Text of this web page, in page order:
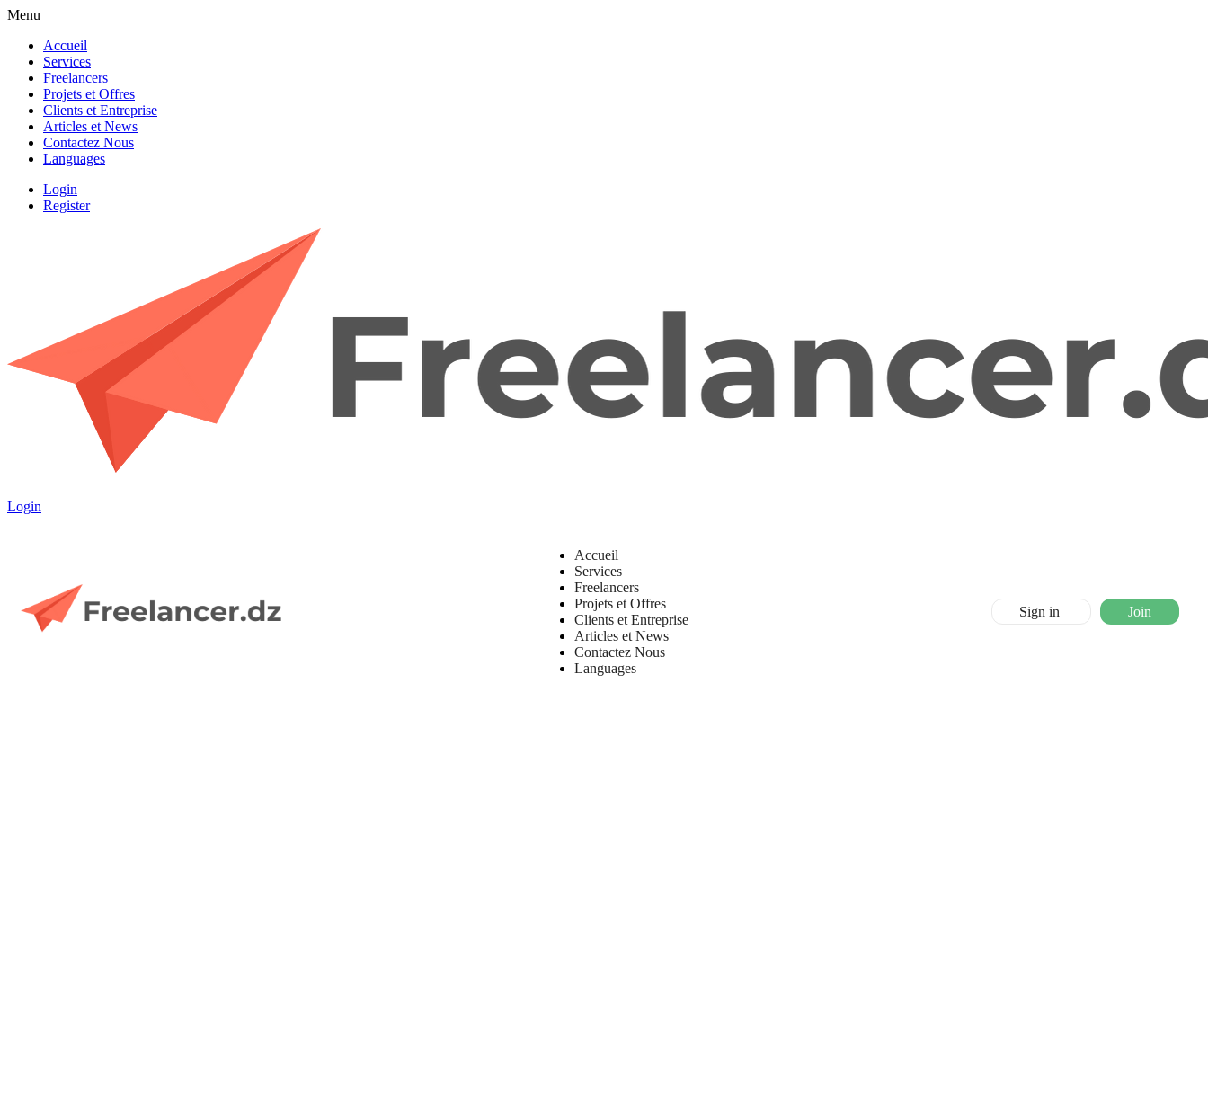
Menu
Accueil
Services
Freelancers
Projets et Offres
Clients et Entreprise
Articles et News
Contactez Nous
Languages
Login
Register
Login
Accueil
Services
Freelancers
Projets et Offres
Clients et Entreprise
Articles et News
Contactez Nous
Languages
Sign in Join